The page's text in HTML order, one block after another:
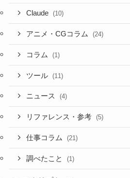
Claude (10)
アニメ・CGコラム (24)
コラム (1)
ツール (11)
ニュース (4)
リファレンス・参考 (5)
仕事コラム (21)
調べたこと (1)